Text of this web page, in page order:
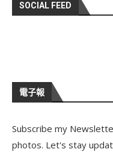
SOCIAL FEED
電子報
Subscribe my
photos. Let's stay